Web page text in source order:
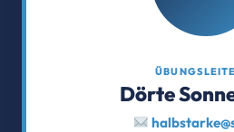
Dörte